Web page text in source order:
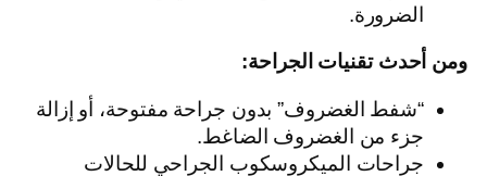
الضرورة.
ومن أحدث تقنيات الجراحة:
“شفط الغضروف” بدون جراحة مفتوحة، أو إزالة
جزء من الغضروف الضاغط.
جراحات الميكروسكوب الجراحي للحالات